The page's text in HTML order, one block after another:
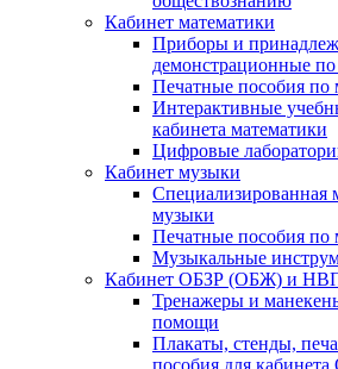
Кабинет математики
Приборы и
демонстрационные
Печатные пособия по
Интерактивные
кабинета математики
Цифровые
Кабинет музыки
Специализированная
музыки
Печатные пособия по
Музыкальные
Кабинет ОБЗР (ОБЖ) и
Тренажеры и
помощи
Плакаты, стенды,
пособия для